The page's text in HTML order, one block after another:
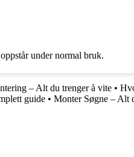
under normal bruk.
– Alt du trenger å vite •
guide • Monter Søgne – Alt